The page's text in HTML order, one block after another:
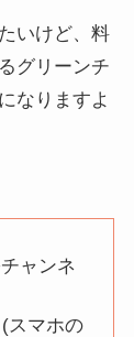
いけど、料
グリーンチ
なりますよ
ャンネ
スマホの